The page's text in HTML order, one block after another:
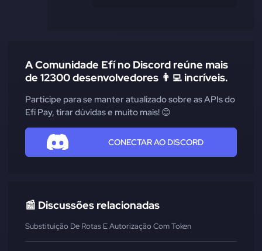
A Comunidade Efí no Discord reúne mais
de 12300 desenvolvedores 👨‍💻 incríveis.
Participe para se manter atualizado sobre as APIs do
Efí Pay, tirar dúvidas e muito mais! 😊
CONECTAR AO DISCORD
📰 Discussões relacionadas
Substituição De Rotas E Autorização Com Token